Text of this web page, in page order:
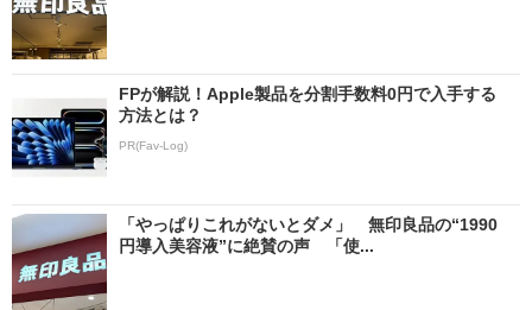
FPが解説！Apple製品を分割手数料0円で入手する
方法とは？
PR(Fav-Log)
「やっぱりこれがないとダメ」 無印良品の“1990
円導入美容液”に絶賛の声 「使...